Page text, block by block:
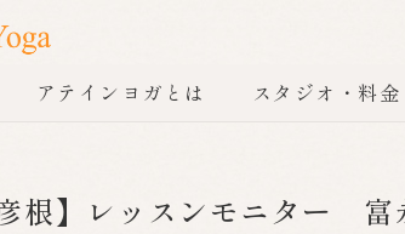
アテインヨガとは スタジオ・料金
彦根】レッスンモニター